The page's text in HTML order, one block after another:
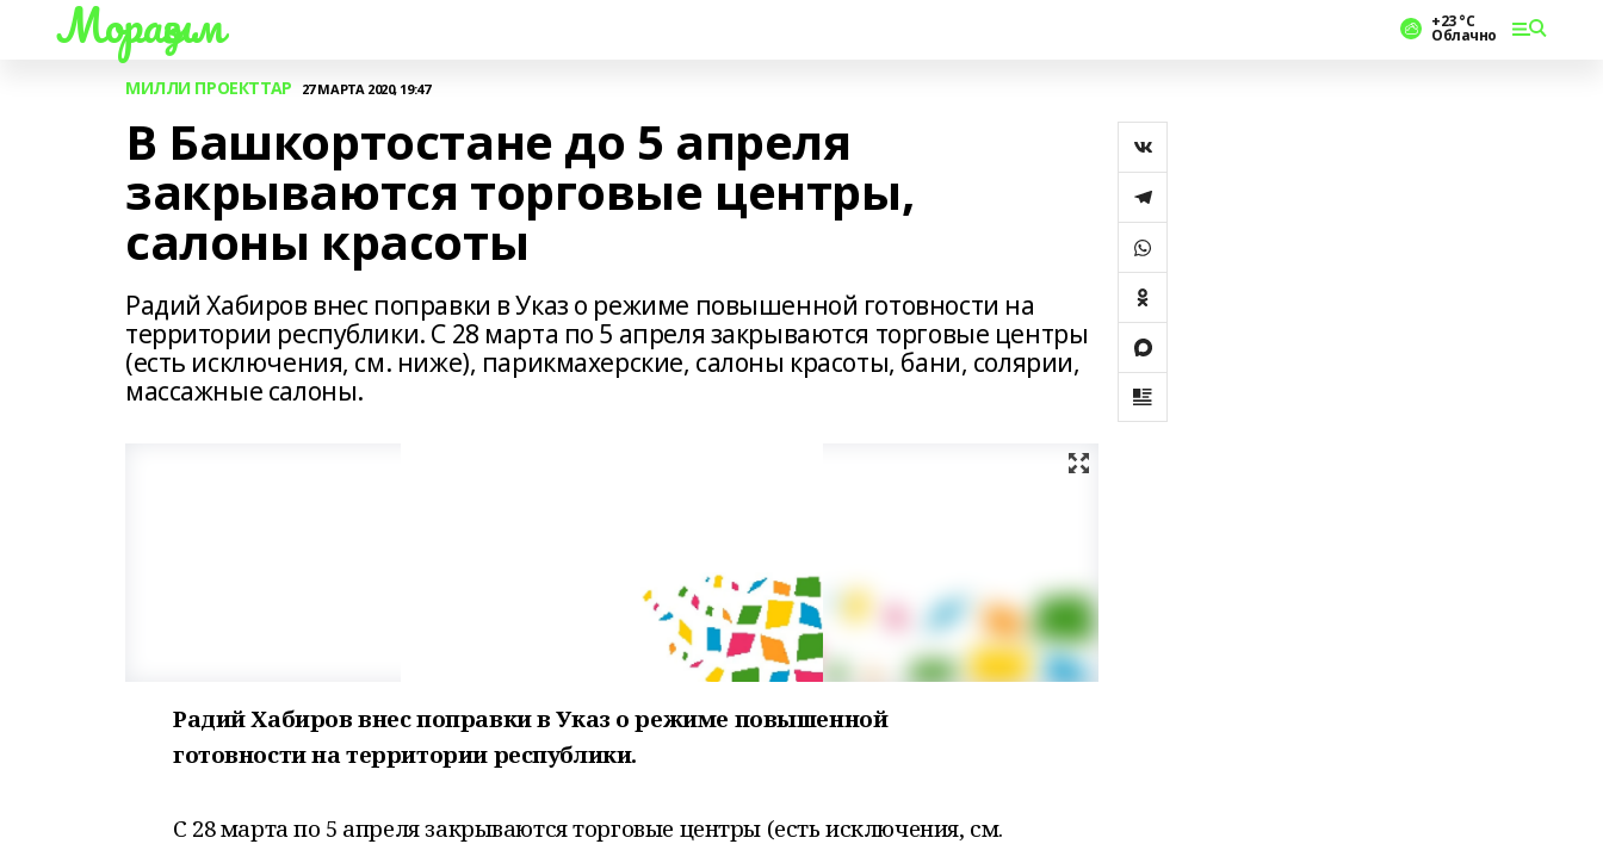
Мораҙым +23 °С
Облачно
МИЛЛИ ПРОЕКТТАР 27 МАРТА 2020, 19:47
В Башкортостане до 5 апреля
закрываются торговые центры,
салоны красоты
Радий Хабиров внес поправки в Указ о режиме повышенной готовности на
территории республики. С 28 марта по 5 апреля закрываются торговые центры
(есть исключения, см. ниже), парикмахерские, салоны красоты, бани, солярии,
массажные салоны.
Радий Хабиров внес поправки в Указ о режиме повышенной
готовности на территории республики.
С 28 марта по 5 апреля закрываются торговые центры (есть исключения, см.